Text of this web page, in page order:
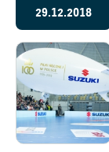
29.12.2018